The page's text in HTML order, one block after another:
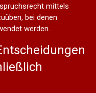
mittels
bei denen
werden.